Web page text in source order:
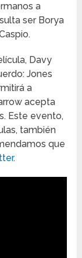
a
ser Borya
Davy
Jones
a
acepta
Este evento,
también
que
.